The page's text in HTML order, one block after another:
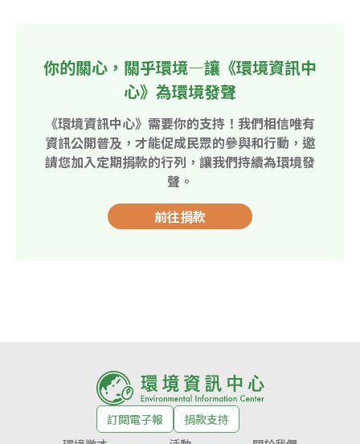
你的關心，關乎環境—讓《環境資訊中
心》為環境發聲
《環境資訊中心》需要你的支持！我們相信唯有
資訊公開普及，才能促成民眾的參與和行動，邀
請您加入定期捐款的行列，讓我們持續為環境發
聲。
前往捐款
訂閱電子報
捐款支持